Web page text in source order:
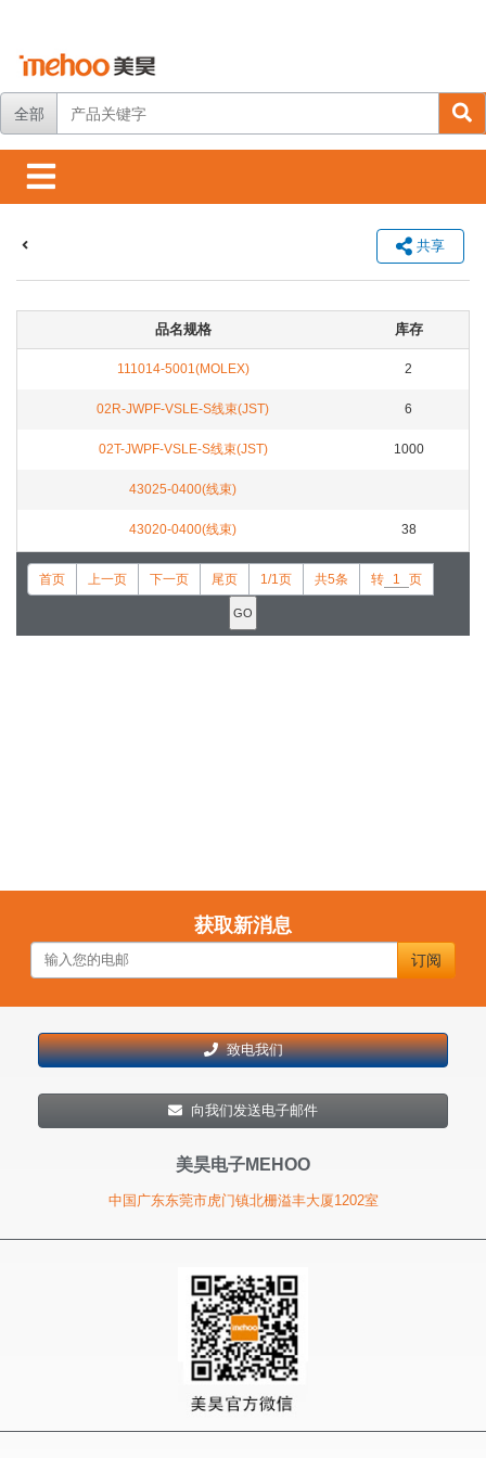
全部
共享
品名规格 库存
111014-5001(MOLEX) 2
02R-JWPF-VSLE-S线束(JST) 6
02T-JWPF-VSLE-S线束(JST) 1000
43025-0400(线束)
43020-0400(线束) 38
首页 上一页 下一页 尾页 1/1页 共5条 转 页
获取新消息
订阅
致电我们
向我们发送电子邮件
美昊电子MEHOO
中国广东东莞市虎门镇北栅溢丰大厦1202室